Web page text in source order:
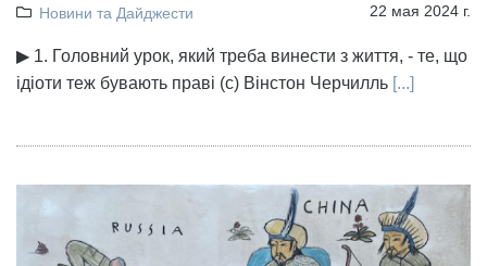
Новини та Дайджести 22 мая 2024 г.
▶ 1. Головний урок, який треба винести з життя, - те, що
ідіоти теж бувають праві (с) Вінстон Черчилль [...]